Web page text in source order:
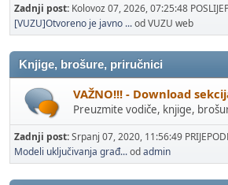
Zadnji post: Kolovoz 07, 2026, 07:25:48
[VUZU]Otvoreno je javno ...od VUZU web
Knjige, brošure, priručnici
VAŽNO!!! - Download
Preuzmite vodiče, knjige,
Zadnji post:Srpanj 07, 2020, 11:56:49
Modeli uključivanja građ...odadmin